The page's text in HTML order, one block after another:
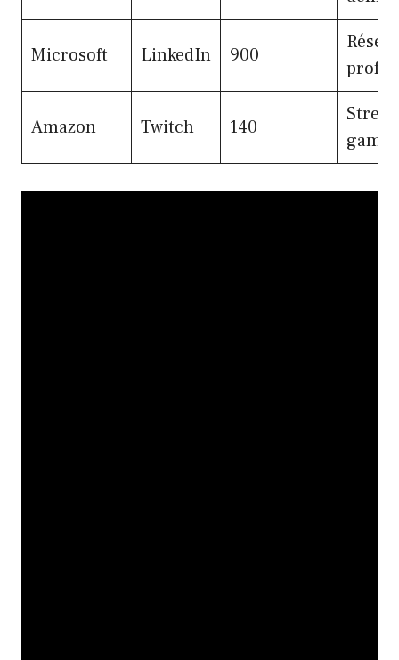
Microsoft LinkedIn 900
Amazon Twitch 140